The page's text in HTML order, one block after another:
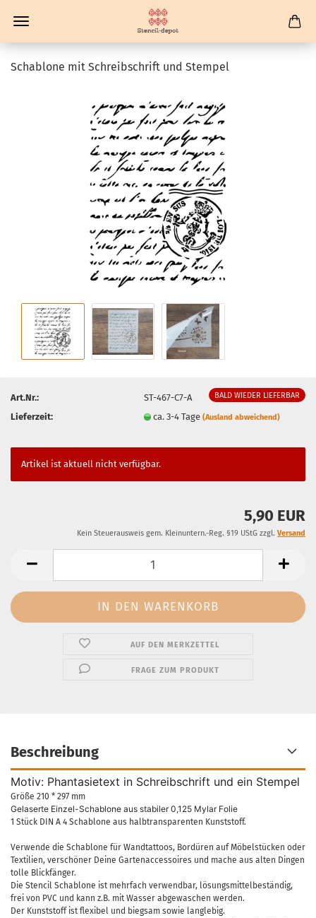
Schablone mit Schreibschrift und Stempel
BALD WIEDER LIEFERBAR
Art.Nr.:
ST-467-C7-A
Lieferzeit:
ca. 3-4 Tage(Ausland abweichend)
Artikel ist aktuell nicht verfügbar.
5,90 EUR
Kein Steuerausweis gem. Kleinuntern.-Reg. §19 UStG zzgl. Versand
AUF DEN MERKZETTEL
FRAGE ZUM PRODUKT
Beschreibung
Motiv: Phantasietext in Schreibschrift und ein Stempel
Größe 210 * 297 mm
Gelaserte Einzel-Schablone aus stabiler 0,125 Mylar Folie
1 Stück DIN A 4 Schablone aus halbtransparenten Kunststoff.
Verwende die Schablone für Wandtattoos, Bordüren auf Möbelstücken oder
Textilien, verschöner Deine Gartenaccessoires und mache aus alten Dingen
tolle Blickfänger.
Die Stencil Schablone ist mehrfach verwendbar, lösungsmittelbeständig,
frei von PVC und kann z.B. mit Wasser abgewaschen werden.
Der Kunststoff ist flexibel und biegsam sowie langlebig.